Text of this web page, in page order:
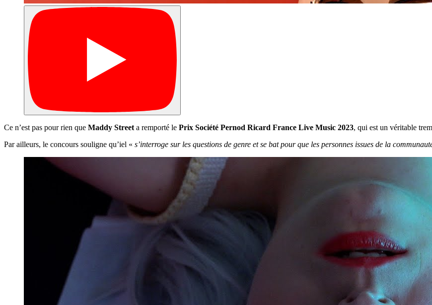
Ce n’est pas pour rien que Maddy Street a remporté le Prix Société Pernod Ricard France Live Music 2023, qui est un véritable
Par ailleurs, le concours souligne qu’iel « s’interroge sur les questions de genre et se bat pour que les personnes issues de la